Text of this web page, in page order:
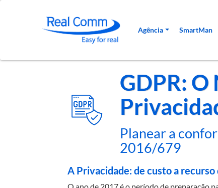
Navegação
Agência SmartMan
GDPR:
Planear a
2016/679
A Privacidade: de custo a recurso